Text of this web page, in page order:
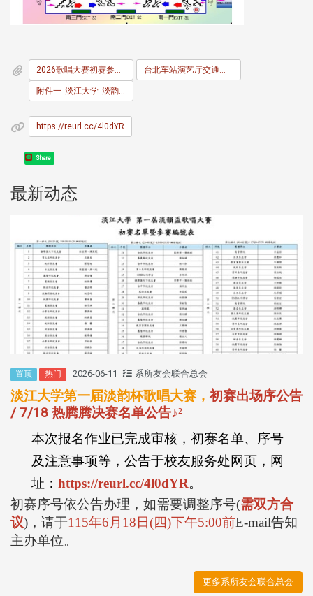
2026歌唱大赛初赛参赛名单及序号表V.pdf 台北车站演艺厅交通资讯.pdf
附件一_淡江大学_淡韵杯_比赛办法.pdf
https://reurl.cc/4l0dYR
Share
最新动态
置顶 热门 2026-06-11 系所友会联合总会
淡江大学第一届淡韵杯歌唱大赛， 初赛出场序公告
/ 7/18 热腾腾决赛名单公告♪²
本次报名作业已完成审核，初赛名单、序号
及注意事项等，公告于校友服务处网页，网
址： https://reurl.cc/4l0dYR。
初赛序号依公告办理，如需要调整序号(需双方合
议) ，请于115年6月 18 日(四)下午5:00前E-mail告知
主办单位。
更多系所友会联合总会